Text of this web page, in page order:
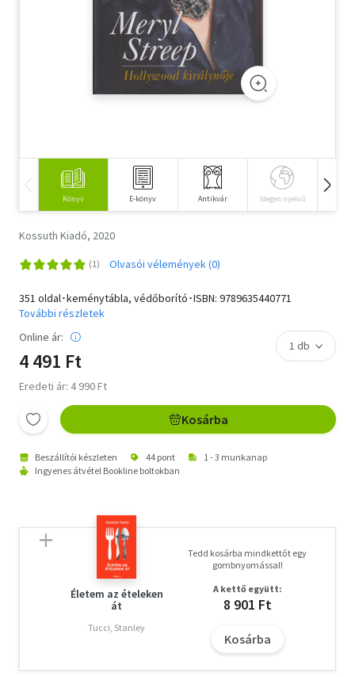
Tankönyv, segédkönyv
Társadalomtudomány
Természettudomány
Könyv E-könyv Antikvár Idegen nyelvű
Kossuth Kiadó, 2020
Olvasói vélemények (0)
351 oldal･keménytábla, védőborító･ISBN: 9789635440771
További részletek
Online ár:
4 491 Ft
Eredeti ár: 4 990 Ft
Kosárba
Beszállítói készleten 44 pont
1 - 3 munkanap
Ingyenes átvétel Bookline boltokban
Életem az ételeken
át
Tucci, Stanley
Tedd kosárba mindkettőt egy
gombnyomással!
A kettő együtt:
8 901 Ft
Kosárba